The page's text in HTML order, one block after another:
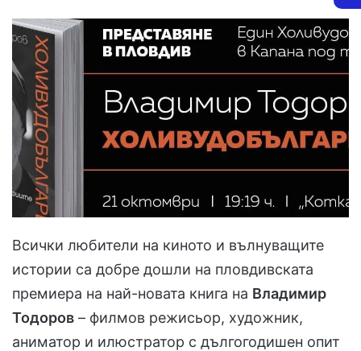
Всички любители на киното и вълнуващите
истории са добре дошли на пловдивската
премиера на най-новата книга на Владимир
Тодоров – филмов режисьор, художник,
аниматор и илюстратор с дългогодишен опит